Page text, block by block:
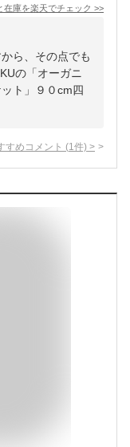
在庫を楽天でチェック >>
ら、その点でも
の「オーガニ
ト」９０cm四
すめコメント (1 件) >